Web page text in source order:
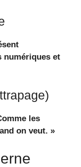
numériques et
les
on veut. »